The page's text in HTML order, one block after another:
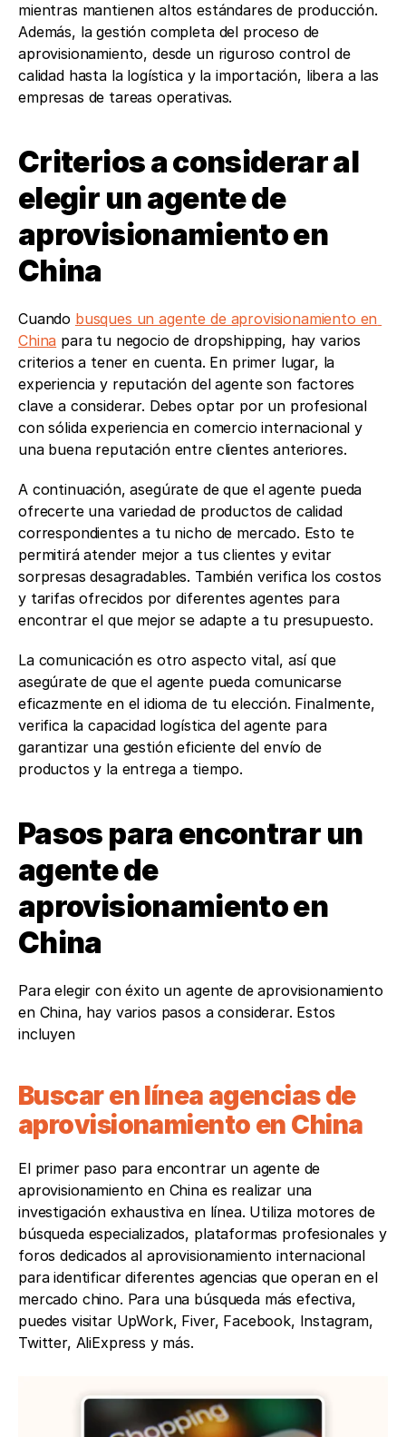
mientras mantienen altos estándares de producción.
Además, la gestión completa del proceso de
aprovisionamiento, desde un riguroso control de
calidad hasta la logística y la importación, libera a las
empresas de tareas operativas.
Criterios a considerar al
elegir un agente de
aprovisionamiento en
China
Cuando busques un agente de aprovisionamiento en
China para tu negocio de dropshipping, hay varios
criterios a tener en cuenta. En primer lugar, la
experiencia y reputación del agente son factores
clave a considerar. Debes optar por un profesional
con sólida experiencia en comercio internacional y
una buena reputación entre clientes anteriores.
A continuación, asegúrate de que el agente pueda
ofrecerte una variedad de productos de calidad
correspondientes a tu nicho de mercado. Esto te
permitirá atender mejor a tus clientes y evitar
sorpresas desagradables. También verifica los costos
y tarifas ofrecidos por diferentes agentes para
encontrar el que mejor se adapte a tu presupuesto.
La comunicación es otro aspecto vital, así que
asegúrate de que el agente pueda comunicarse
eficazmente en el idioma de tu elección. Finalmente,
verifica la capacidad logística del agente para
garantizar una gestión eficiente del envío de
productos y la entrega a tiempo.
Pasos para encontrar un
agente de
aprovisionamiento en
China
Para elegir con éxito un agente de aprovisionamiento
en China, hay varios pasos a considerar. Estos
incluyen
Buscar en línea agencias de
aprovisionamiento en China
El primer paso para encontrar un agente de
aprovisionamiento en China es realizar una
investigación exhaustiva en línea. Utiliza motores de
búsqueda especializados, plataformas profesionales y
foros dedicados al aprovisionamiento internacional
para identificar diferentes agencias que operan en el
mercado chino. Para una búsqueda más efectiva,
puedes visitar UpWork, Fiver, Facebook, Instagram,
Twitter, AliExpress y más.